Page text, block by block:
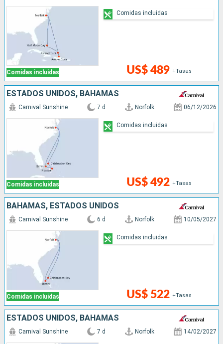
Comidas incluidas US$ 489 +Tasas
Comidas incluidas
ESTADOS UNIDOS, BAHAMAS
Comidas incluidas
Carnival Sunshine 7 d Norfolk 06/12/2026
US$ 492 +Tasas
Comidas incluidas
BAHAMAS, ESTADOS UNIDOS
Comidas incluidas
Carnival Sunshine 6 d Norfolk 10/05/2027
US$ 522 +Tasas
Comidas incluidas
ESTADOS UNIDOS, BAHAMAS
Carnival Sunshine 7 d Norfolk 14/02/2027